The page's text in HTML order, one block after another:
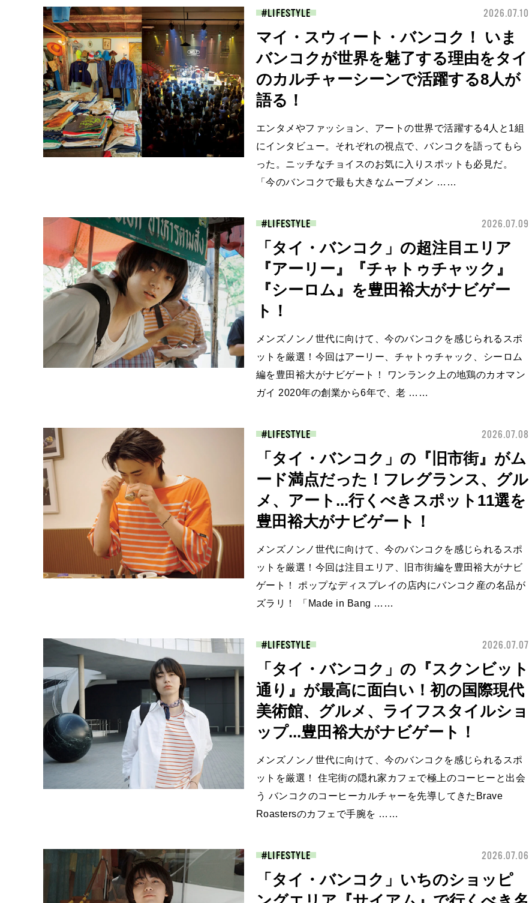
LIFESTYLE 2026.07.10
マイ・スウィート・バンコク！ いま
バンコクが世界を魅了する理由をタイ
のカルチャーシーンで活躍する8人が
語る！
エンタメやファッション、アートの世界で活躍する4人と1組
にインタビュー。それぞれの視点で、バンコクを語ってもら
った。ニッチなチョイスのお気に入りスポットも必見だ。
「今のバンコクで最も大きなムーブメン ……
LIFESTYLE 2026.07.09
「タイ・バンコク」の超注目エリア
『アーリー』『チャトゥチャック』
『シーロム』を豊田裕大がナビゲー
ト！
メンズノンノ世代に向けて、今のバンコクを感じられるスポ
ットを厳選！今回はアーリー、チャトゥチャック、シーロム
編を豊田裕大がナビゲート！ ワンランク上の地鶏のカオマン
ガイ 2020年の創業から6年で、老 ……
LIFESTYLE 2026.07.08
「タイ・バンコク」の『旧市街』がム
ード満点だった！フレグランス、グル
メ、アート...行くべきスポット11選を
豊田裕大がナビゲート！
メンズノンノ世代に向けて、今のバンコクを感じられるスポ
ットを厳選！今回は注目エリア、旧市街編を豊田裕大がナビ
ゲート！ ポップなディスプレイの店内にバンコク産の名品が
ズラリ！ 「Made in Bang ……
LIFESTYLE 2026.07.07
「タイ・バンコク」の『スクンビット
通り』が最高に面白い！初の国際現代
美術館、グルメ、ライフスタイルショ
ップ...豊田裕大がナビゲート！
メンズノンノ世代に向けて、今のバンコクを感じられるスポ
ットを厳選！ 住宅街の隠れ家カフェで極上のコーヒーと出会
う バンコクのコーヒーカルチャーを先導してきたBrave
Roastersのカフェで手腕を ……
LIFESTYLE 2026.07.06
「タイ・バンコク」いちのショッピ